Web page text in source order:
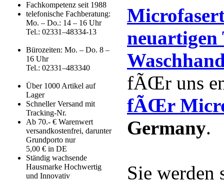
Fachkompetenz seit 1988
telefonische Fachberatung:
Mo. – Do.: 14 – 16 Uhr
Tel.: 02331–48334-13
Bürozeiten: Mo. – Do. 8 –
16 Uhr
Tel.: 02331–483340
Über 1000 Artikel auf
Lager
Schneller Versand mit
Tracking-Nr.
Ab 70.- € Warenwert
versandkostenfrei, darunter
Grundporto nur
5,00 € in DE
Ständig wachsende
Hausmarke Hochwertig
und Innovativ
neuartigen
fÃŒr uns
fÃŒr
Germany.
Sie